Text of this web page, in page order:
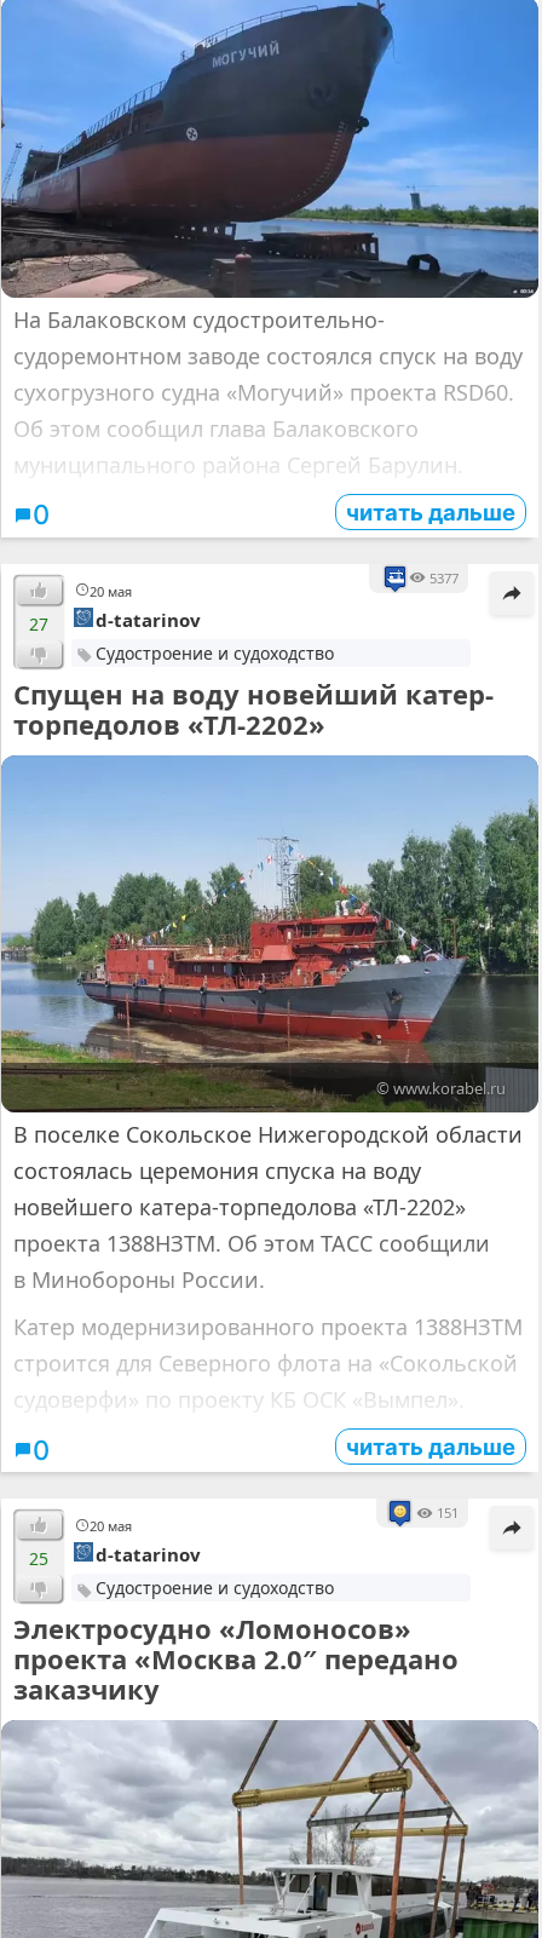
На Балаковском судостроительно-
судоремонтном заводе состоялся спуск на воду
сухогрузного судна «Могучий» проекта RSD60.
Об этом сообщил глава Балаковского
муниципального района Сергей Барулин.
0 читать дальше
20 мая
5377
27 d-tatarinov
Судостроение и судоходство
Спущен на воду новейший катер-
торпедолов «ТЛ-2202»
© www.korabel.ru
В поселке Сокольское Нижегородской области
состоялась церемония спуска на воду
новейшего катера-торпедолова «ТЛ-2202»
проекта 1388НЗТМ. Об этом ТАСС сообщили
в Минобороны России.
Катер модернизированного проекта 1388НЗТМ
строится для Северного флота на «Сокольской
судоверфи» по проекту КБ ОСК «Вымпел».
0 читать дальше
20 мая
151
25 d-tatarinov
Судостроение и судоходство
Электросудно «Ломоносов»
проекта «Москва 2.0″ передано
заказчику